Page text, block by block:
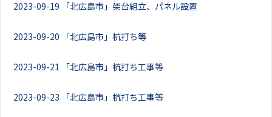
2023-09-19 「北広島市」架台組立、パネル設置
2023-09-20 「北広島市」杭打ち等
2023-09-21 「北広島市」杭打ち工事等
2023-09-23 「北広島市」杭打ち工事等